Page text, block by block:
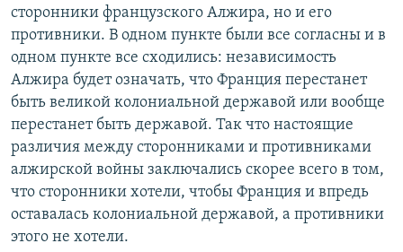
сторонники французского Алжира, но и его
противники. В одном пункте были все согласны и в
одном пункте все сходились: независимость
Алжира будет означать, что Франция перестанет
быть великой колониальной державой или вообще
перестанет быть державой. Так что настоящие
различия между сторонниками и противниками
алжирской войны заключались скорее всего в том,
что сторонники хотели, чтобы Франция и впредь
оставалась колониальной державой, а противники
этого не хотели.